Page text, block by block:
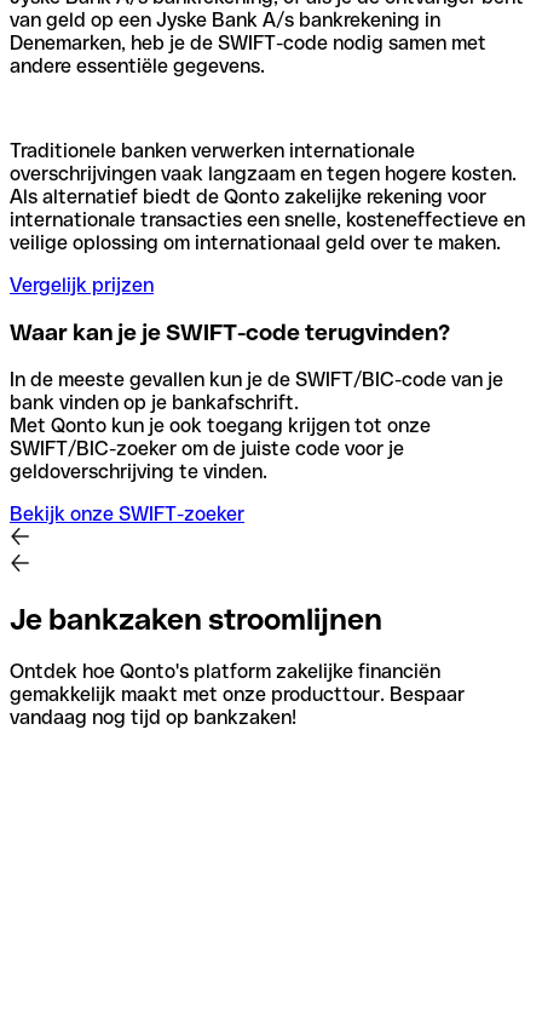
van geld op een Jyske Bank A/s bankrekening in
Denemarken, heb je de SWIFT-code nodig samen met
andere essentiële gegevens.
Traditionele banken verwerken internationale
overschrijvingen vaak langzaam en tegen hogere kosten.
Als alternatief biedt de Qonto zakelijke rekening voor
internationale transacties een snelle, kosteneffectieve en
veilige oplossing om internationaal geld over te maken.
Vergelijk prijzen
Waar kan je je SWIFT-code terugvinden?
In de meeste gevallen kun je de SWIFT/BIC-code van je
bank vinden op je bankafschrift.
Met Qonto kun je ook toegang krijgen tot onze
SWIFT/BIC-zoeker om de juiste code voor je
geldoverschrijving te vinden.
Bekijk onze SWIFT-zoeker
Je bankzaken stroomlijnen
Ontdek hoe Qonto's platform zakelijke financiën
gemakkelijk maakt met onze producttour. Bespaar
vandaag nog tijd op bankzaken!